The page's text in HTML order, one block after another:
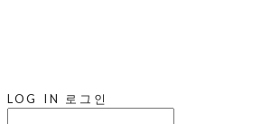
LOG IN 로그인